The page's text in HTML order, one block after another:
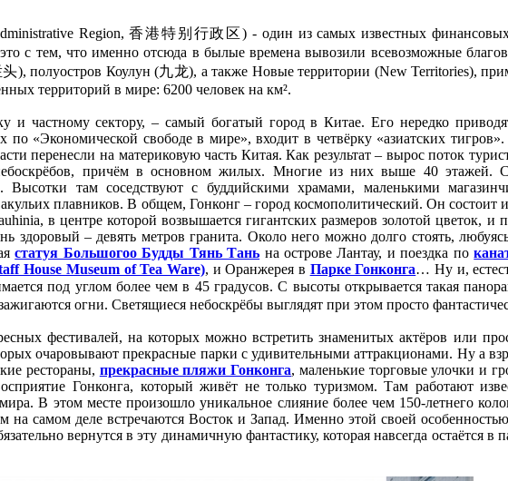
Region, 香港特别行政区) - один из самых известных
с тем, что именно отсюда в былые времена вывозили всевозможные
), полуостров Коулун (九龙), а также Новые территории (New Territories),
территорий в мире: 6200 человек на км².
частному сектору, – самый богатый город в Китае. Его нередко
«Экономической свободе в мире», входит в четвёрку «азиатских
перенесли на материковую часть Китая. Как результат – вырос поток
причём в основном жилых. Многие из них выше 40 этажей.
там соседствуют с буддийскими храмами, маленькими
плавников. В общем, Гонконг – город космополитический. Он состоит
в центре которой возвышается гигантских размеров золотой цветок,
здоровый – девять метров гранита. Около него можно долго стоять,
статуя Большогоо Будды Тянь Тань на острове Лантау, и поездка по
House Museum of Tea Ware), и Оранжерея в Парке Гонконга… Ну и,
под углом более чем в 45 градусов. С высоты открывается такая
огни. Светящиеся небоскрёбы выглядят при этом просто
фестивалей, на которых можно встретить знаменитых актёров или
очаровывают прекрасные парки с удивительными аттракционами. Ну а
рестораны, прекрасные пляжи Гонконга, маленькие торговые улочки и
Гонконга, который живёт не только туризмом. Там работают
В этом месте произошло уникальное слияние более чем 150-летнего
самом деле встречаются Восток и Запад. Именно этой своей
вернутся в эту динамичную фантастику, которая навсегда остаётся в